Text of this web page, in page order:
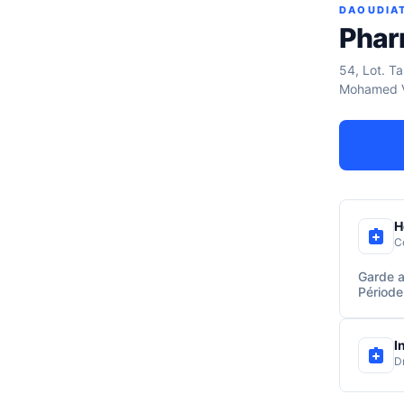
54, Lot.
Mohamed
Garde
Période